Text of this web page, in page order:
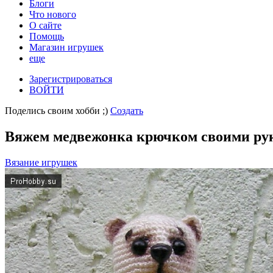
Блоги
Что нового
О сайте
Помощь
Магазин игрушек
еще
Зарегистрироваться
ВОЙТИ
Поделись своим хобби ;) Создать
Вяжем медвежонка крючком своими
Вязание игрушек